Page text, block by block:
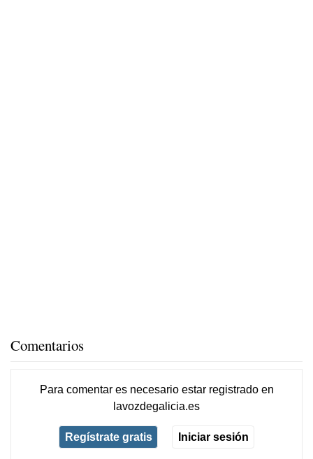
Comentarios
Para comentar es necesario estar registradoen
lavozdegalicia.es
Regístrate gratis Iniciar sesión